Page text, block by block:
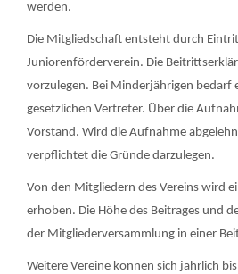
werden.
Die Mitgliedschaft entsteht durch
Juniorenförderverein. Die
vorzulegen. Bei Minderjährigen bedarf
gesetzlichen Vertreter. Über die
Vorstand. Wird die Aufnahme
verpflichtet die Gründe darzulegen.
Von den Mitgliedern des Vereins wird
erhoben. Die Höhe des Beitrages und
der Mitgliederversammlung in einer
Weitere Vereine können sich jährlich